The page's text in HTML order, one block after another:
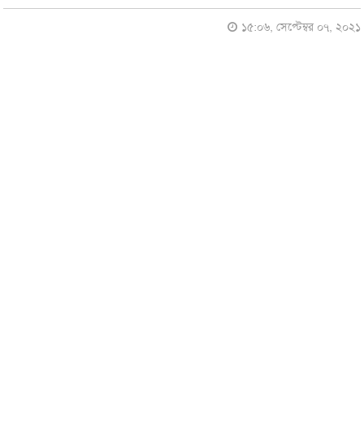
১৫:০৬, সেপ্টেম্বর ০৭, ২০২১